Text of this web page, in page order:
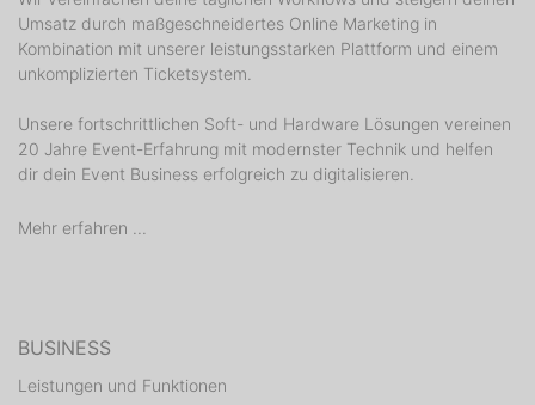
Umsatz durch maßgeschneidertes Online Marketing in
Kombination mit unserer leistungsstarken Plattform und einem
unkomplizierten Ticketsystem.
Unsere fortschrittlichen Soft- und Hardware Lösungen vereinen
20 Jahre Event-Erfahrung mit modernster Technik und helfen
dir dein Event Business erfolgreich zu digitalisieren.
Mehr erfahren ...
BUSINESS
Leistungen und Funktionen